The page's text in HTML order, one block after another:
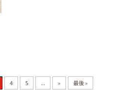
4 5 ... » 最後 »